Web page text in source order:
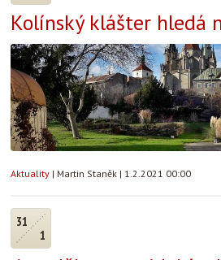
Kolínský klášter hledá
Aktuality | Martin Staněk | 1.2.2021 00:00
31
1